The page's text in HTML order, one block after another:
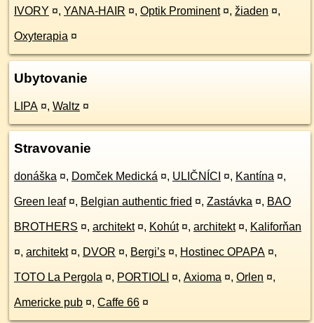
IVORY ¤, YANA-HAIR ¤, Optik Prominent ¤, žiaden ¤,
Oxyterapia ¤
Ubytovanie
LIPA ¤, Waltz ¤
Stravovanie
donáška ¤, Domček Medická ¤, ULIČNÍCI ¤, Kantína ¤,
Green leaf ¤, Belgian authentic fried ¤, Zastávka ¤, BAO
BROTHERS ¤, architekt ¤, Kohút ¤, architekt ¤, Kaliforňan
¤, architekt ¤, DVOR ¤, Bergi’s ¤, Hostinec OPAPA ¤,
TOTO La Pergola ¤, PORTIOLI ¤, Axioma ¤, Orlen ¤,
Americke pub ¤, Caffe 66 ¤